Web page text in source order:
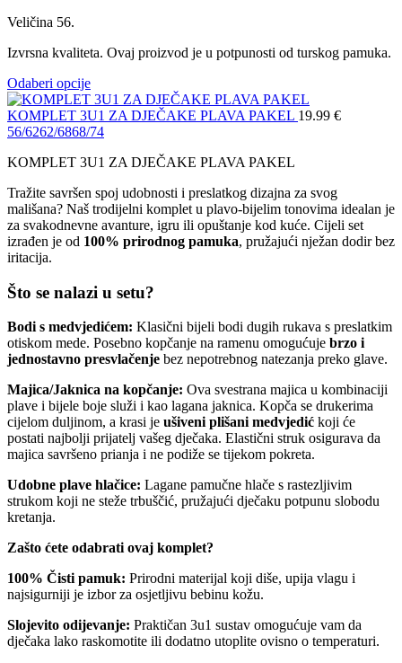
Veličina 56.
Izvrsna kvaliteta. Ovaj proizvod je u potpunosti od turskog pamuka.
Odaberi opcije
KOMPLET 3U1 ZA DJEČAKE PLAVA PAKEL 19.99 €
56/6262/6868/74
KOMPLET 3U1 ZA DJEČAKE PLAVA PAKEL
Tražite savršen spoj udobnosti i preslatkog dizajna za svog
mališana? Naš trodijelni komplet u plavo-bijelim tonovima idealan je
za svakodnevne avanture, igru ili opuštanje kod kuće. Cijeli set
izrađen je od 100% prirodnog pamuka, pružajući nježan dodir bez
iritacija.
Što se nalazi u setu?
Bodi s medvjedićem: Klasični bijeli bodi dugih rukava s preslatkim
otiskom mede. Posebno kopčanje na ramenu omogućuje brzo i
jednostavno presvlačenje bez nepotrebnog natezanja preko glave.
Majica/Jaknica na kopčanje: Ova svestrana majica u kombinaciji
plave i bijele boje služi i kao lagana jaknica. Kopča se drukerima
cijelom duljinom, a krasi je ušiveni plišani medvjedić koji će
postati najbolji prijatelj vašeg dječaka. Elastični struk osigurava da
majica savršeno prianja i ne podiže se tijekom pokreta.
Udobne plave hlačice: Lagane pamučne hlače s rastezljivim
strukom koji ne steže trbuščić, pružajući dječaku potpunu slobodu
kretanja.
Zašto ćete odabrati ovaj komplet?
100% Čisti pamuk: Prirodni materijal koji diše, upija vlagu i
najsigurniji je izbor za osjetljivu bebinu kožu.
Slojevito odijevanje: Praktičan 3u1 sustav omogućuje vam da
dječaka lako raskomotite ili dodatno utoplite ovisno o temperaturi.